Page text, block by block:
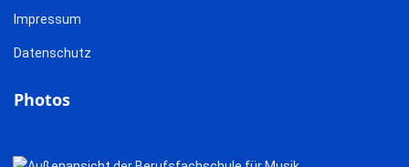
Impressum
Datenschutz
Photos